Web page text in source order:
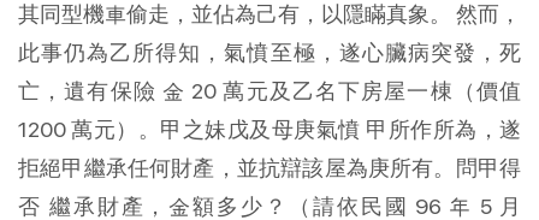
其同型機車偷走，並佔為己有，以隱瞞真象。 然而，
此事仍為乙所得知，氣憤至極，遂心臟病突發，死
亡，遺有保險 金 20 萬元及乙名下房屋一棟（價值
1200 萬元）。甲之妹戊及母庚氣憤 甲所作所為，遂
拒絕甲繼承任何財產，並抗辯該屋為庚所有。問甲得
否 繼承財產，金額多少？（請依民國 96 年 5 月